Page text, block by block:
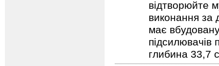
відтворюйте
виконання за
має
глибина 33,7